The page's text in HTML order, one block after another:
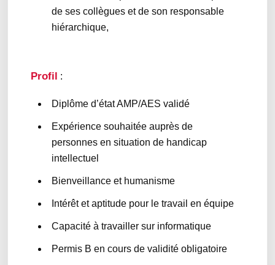
de ses collègues et de son responsable
hiérarchique,
Profil :
Diplôme d’état AMP/AES validé
Expérience souhaitée auprès de
personnes en situation de handicap
intellectuel
Bienveillance et humanisme
Intérêt et aptitude pour le travail en équipe
Capacité à travailler sur informatique
Permis B en cours de validité obligatoire